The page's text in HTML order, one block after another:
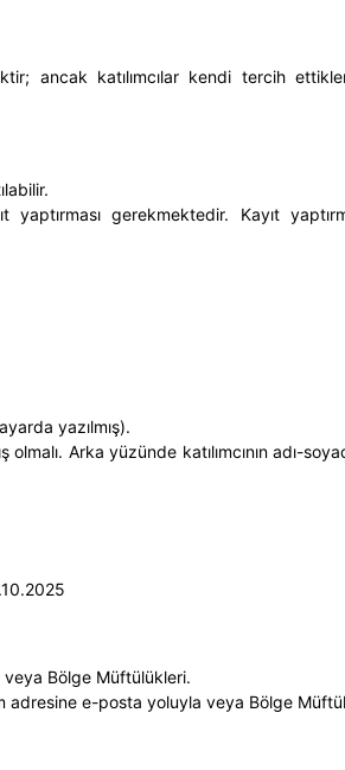
ancak katılımcılar kendi tercih
yaptırması gerekmektedir. Kayıt
yazılmış).
Arka yüzünde katılımcının adı-
Bölge Müftülükleri.
e-posta yoluyla veya Bölge